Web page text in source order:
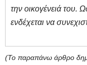
την οικογένειά του.
ενδέχεται να
(Το παραπάνω άρθρο